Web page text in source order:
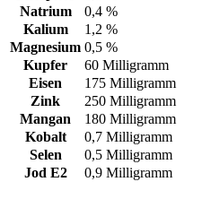
Natrium
0,4 %
Kalium
1,2 %
Magnesium 0,5 %
Kupfer
60 Milligramm
Eisen
175 Milligramm
Zink
250 Milligramm
Mangan
180 Milligramm
Kobalt
0,7 Milligramm
Selen
0,5 Milligramm
Jod E2
0,9 Milligramm